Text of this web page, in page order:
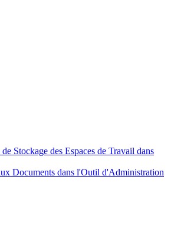
Stockage des Espaces de Travail dans
Documents dans l'Outil d'Administration